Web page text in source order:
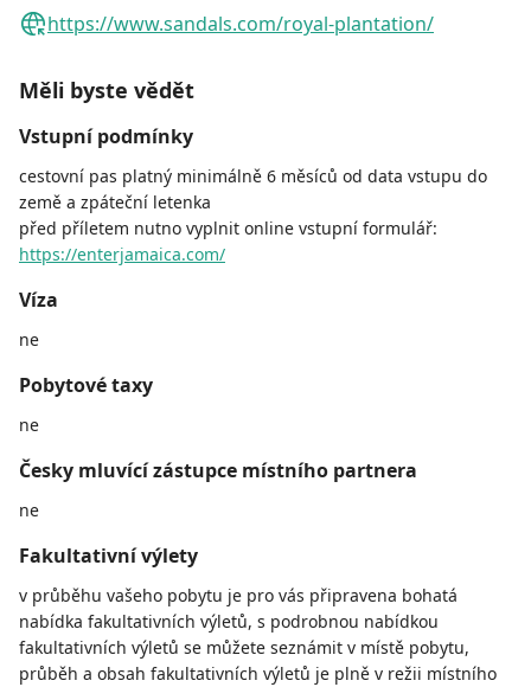
https://www.sandals.com/royal-plantation/
Měli byste vědět
Vstupní podmínky
cestovní pas platný minimálně 6 měsíců od data vstupu do
země a zpáteční letenka
před příletem nutno vyplnit online vstupní formulář:
https://enterjamaica.com/
Víza
ne
Pobytové taxy
ne
Česky mluvící zástupce místního partnera
ne
Fakultativní výlety
v průběhu vašeho pobytu je pro vás připravena bohatá
nabídka fakultativních výletů, s podrobnou nabídkou
fakultativních výletů se můžete seznámit v místě pobytu,
průběh a obsah fakultativních výletů je plně v režii místního